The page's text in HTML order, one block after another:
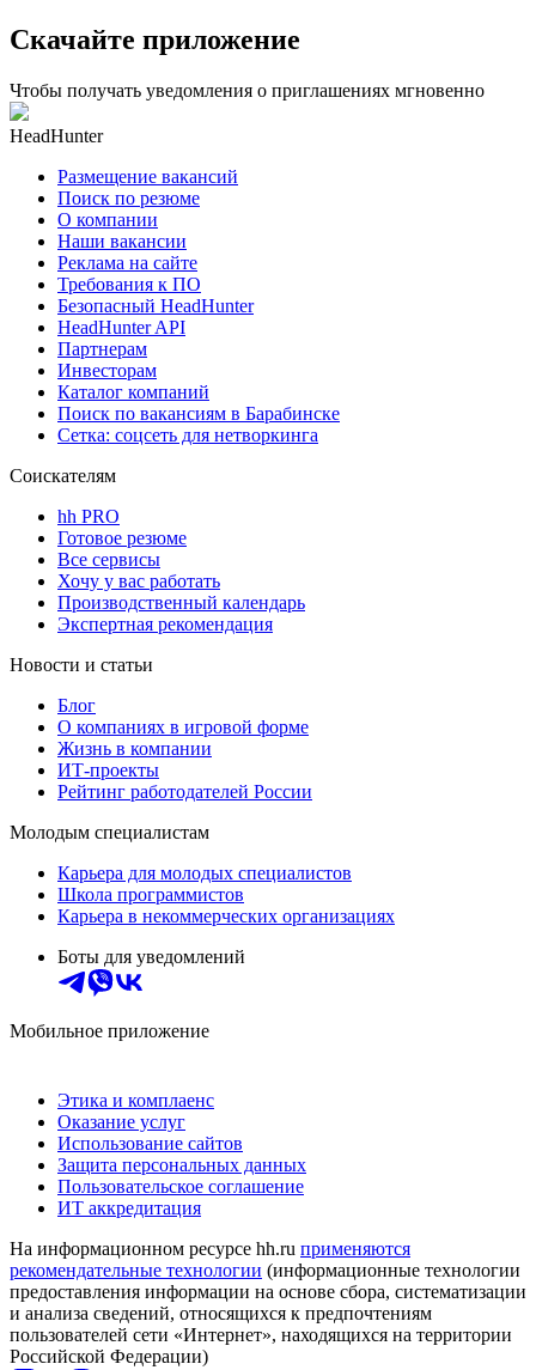
Скачайте приложение
Чтобы получать уведомления о приглашениях мгновенно
HeadHunter
Размещение вакансий
Поиск по резюме
О компании
Наши вакансии
Реклама на сайте
Требования к ПО
Безопасный HeadHunter
HeadHunter API
Партнерам
Инвесторам
Каталог компаний
Поиск по вакансиям в Барабинске
Сетка: соцсеть для нетворкинга
Соискателям
hh PRO
Готовое резюме
Все сервисы
Хочу у вас работать
Производственный календарь
Экспертная рекомендация
Новости и статьи
Блог
О компаниях в игровой форме
Жизнь в компании
ИТ-проекты
Рейтинг работодателей России
Молодым специалистам
Карьера для молодых специалистов
Школа программистов
Карьера в некоммерческих организациях
Боты для уведомлений
Мобильное приложение
Этика и комплаенс
Оказание услуг
Использование сайтов
Защита персональных данных
Пользовательское соглашение
ИТ аккредитация
На информационном ресурсе hh.ru применяются
рекомендательные технологии (информационные технологии
предоставления информации на основе сбора, систематизации
и анализа сведений, относящихся к предпочтениям
пользователей сети «Интернет», находящихся на территории
Российской Федерации)